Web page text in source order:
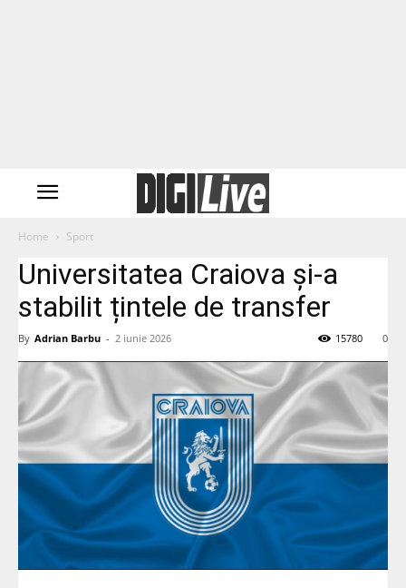
Home Sport
Universitatea Craiova și-a
stabilit țintele de transfer
By Adrian Barbu - 2 iunie 2026 0
15780